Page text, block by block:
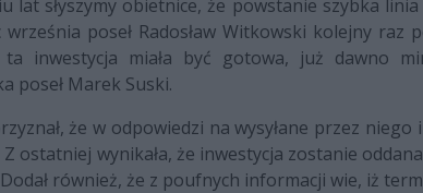
lat słyszymy obietnice, że powstanie szybka
września poseł Radosław Witkowski kolejny raz
inwestycja miała być gotowa, już dawno
poseł Marek Suski.
że w odpowiedzi na wysyłane przez
ostatniej wynikała, że inwestycja zostanie
również, że z poufnych informacji wie, iż